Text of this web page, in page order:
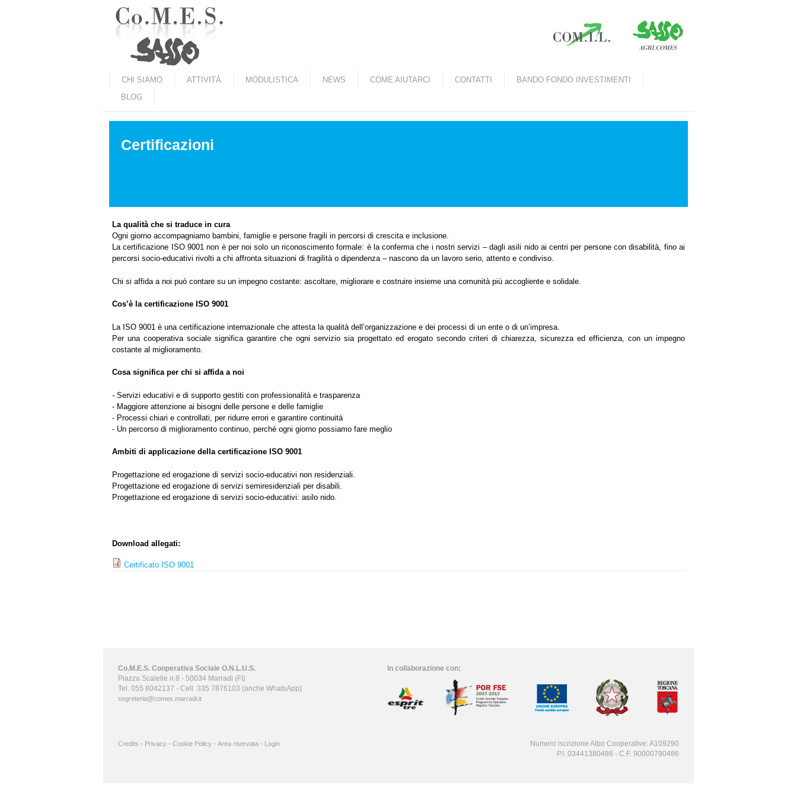
Marradi.it
CHI SIAMO ATTIVITÀ MODULISTICA NEWS COME AIUTARCI CONTATTI
BANDO FONDO INVESTIMENTI
BLOG
Certificazioni
La qualità che si traduce in cura
Ogni giorno accompagniamo bambini, famiglie e persone fragili in percorsi di crescita e inclusione.
La certificazione ISO 9001 non è per noi solo un riconoscimento formale: è la conferma che i nostri servizi – dagli asili nido ai centri per persone con disabilità, fino ai
percorsi socio-educativi rivolti a chi affronta situazioni di fragilità o dipendenza – nascono da un lavoro serio, attento e condiviso.
Chi si affida a noi può contare su un impegno costante: ascoltare, migliorare e costruire insieme una comunità più accogliente e solidale.
Cos’è la certificazione ISO 9001
La ISO 9001 è una certificazione internazionale che attesta la qualità dell’organizzazione e dei processi di un ente o di un’impresa.
Per una cooperativa sociale significa garantire che ogni servizio sia progettato ed erogato secondo criteri di chiarezza, sicurezza ed efficienza, con un impegno
costante al miglioramento.
Cosa significa per chi si affida a noi
- Servizi educativi e di supporto gestiti con professionalità e trasparenza
- Maggiore attenzione ai bisogni delle persone e delle famiglie
- Processi chiari e controllati, per ridurre errori e garantire continuità
- Un percorso di miglioramento continuo, perché ogni giorno possiamo fare meglio
Ambiti di applicazione della certificazione ISO 9001
Progettazione ed erogazione di servizi socio-educativi non residenziali.
Progettazione ed erogazione di servizi semiresidenziali per disabili.
Progettazione ed erogazione di servizi socio-educativi: asilo nido.
Download allegati:
Certificato ISO 9001
Co.M.E.S. Cooperativa Sociale O.N.L.U.S.
Piazza Scalelle n.8 - 50034 Marradi (FI)
Tel. 055 8042137 - Cell. 335 7876103 (anche WhatsApp)
segreteria@comes.marradi.it
In collaborazione con:
Credits - Privacy - Cookie Policy - Area riservata - Login
Numero iscrizione Albo Cooperative: A109290
P.I. 03441380486 - C.F. 90000790486